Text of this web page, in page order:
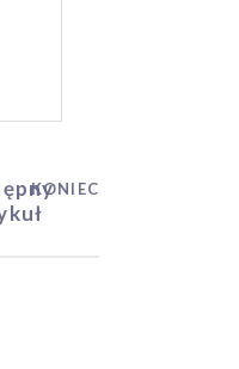
KONIEC